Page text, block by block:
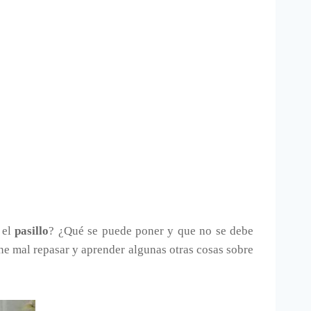
elpasillo? ¿Qué se puede poner y que no se debe
mal repasar y aprender algunas otras cosas sobre